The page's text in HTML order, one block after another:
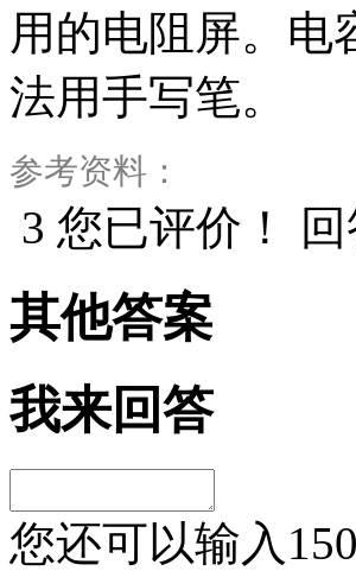
用的电阻屏。电
法用手写笔。
参考资料：
3 您已评价！
其他答案
我来回答
您还可以输入